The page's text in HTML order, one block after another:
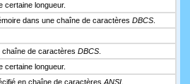
certaine longueur.
dans une chaîne de caractères DBCS
chaîne de caractères DBCS
certaine longueur.
en chaîne de caractères ANSI